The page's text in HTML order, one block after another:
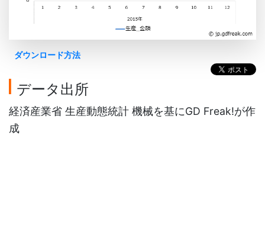
ダウンロード方法
データ出所
経済産業省 生産動態統計 機械を基にGD Freak!が作
成